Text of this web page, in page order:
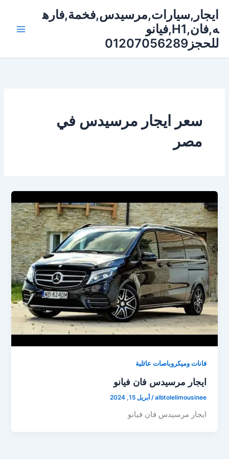
المحتوى
ايجار,سيارات,مرسيدس,فخمة,فاره
ه,فان,H1,فيانو
للحجز01207056289
سعر ايجار مرسيدس في
مصر
فانات وميكروباصات عائلية
ايجار مرسيدس فان فيانو
albtolelimousinee
/ أبريل 15, 2024
ايجار مرسيدس فان فيانو